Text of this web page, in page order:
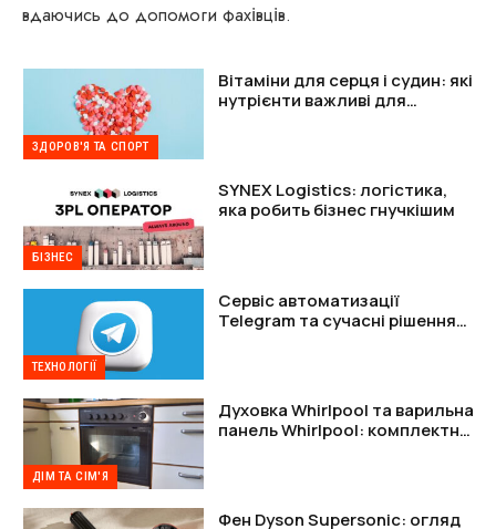
вдаючись до допомоги фахівців.
ЗДОРОВ'Я ТА СПОРТ
Вітаміни для серця і судин: які
нутрієнти важливі для
БІЗНЕС
SYNEX Logistics: логістика,
яка робить бізнес гнучкішим
ТЕХНОЛОГІЇ
Сервіс автоматизації
Telegram та сучасні рішення
ДІМ ТА СІМ'Я
Духовка Whirlpool та варильна
панель Whirlpool: комплектне
Фен Dyson Supersonic: огляд